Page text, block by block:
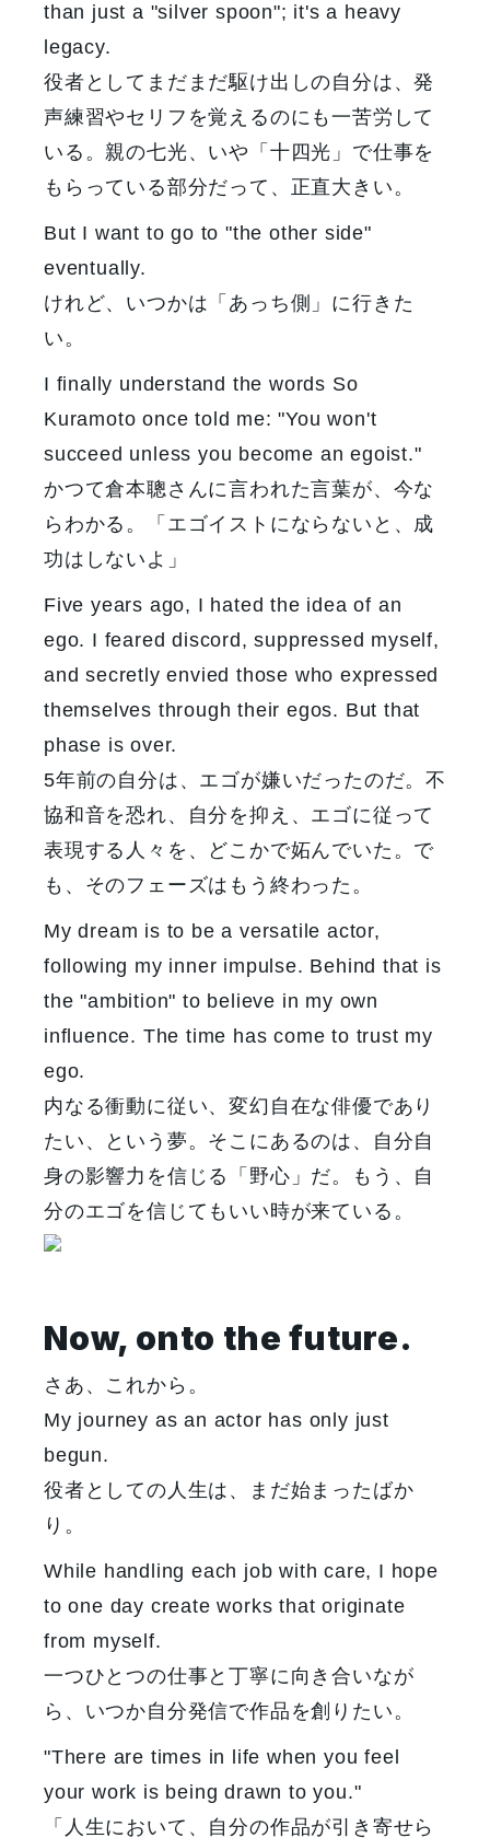
than just a "silver spoon"; it's a heavy
legacy.
役者としてまだまだ駆け出しの自分は、発
声練習やセリフを覚えるのにも一苦労して
いる。親の七光、いや「十四光」で仕事を
もらっている部分だって、正直大きい。
But I want to go to "the other side"
eventually.
けれど、いつかは「あっち側」に行きた
い。
I finally understand the words So
Kuramoto once told me: "You won't
succeed unless you become an egoist."
かつて倉本聰さんに言われた言葉が、今な
らわかる。「エゴイストにならないと、成
功はしないよ」
Five years ago, I hated the idea of an
ego. I feared discord, suppressed myself,
and secretly envied those who expressed
themselves through their egos. But that
phase is over.
5年前の自分は、エゴが嫌いだったのだ。不
協和音を恐れ、自分を抑え、エゴに従って
表現する人々を、どこかで妬んでいた。で
も、そのフェーズはもう終わった。
My dream is to be a versatile actor,
following my inner impulse. Behind that is
the "ambition" to believe in my own
influence. The time has come to trust my
ego.
内なる衝動に従い、変幻自在な俳優であり
たい、という夢。そこにあるのは、自分自
身の影響力を信じる「野心」だ。もう、自
分のエゴを信じてもいい時が来ている。
Now, onto the future.
さあ、これから。
My journey as an actor has only just
begun.
役者としての人生は、まだ始まったばか
り。
While handling each job with care, I hope
to one day create works that originate
from myself.
一つひとつの仕事と丁寧に向き合いなが
ら、いつか自分発信で作品を創りたい。
"There are times in life when you feel
your work is being drawn to you."
「人生において、自分の作品が引き寄せら